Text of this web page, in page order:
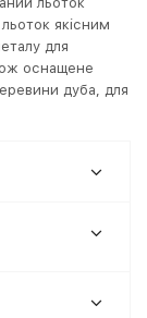
якісним
для
оснащене
дуба, для